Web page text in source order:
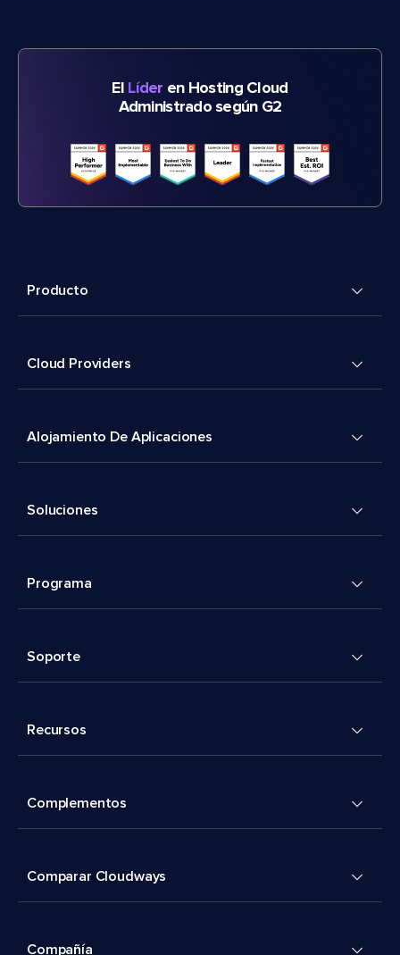
El Líder en Hosting Cloud
Administrado según G2
Producto
Cloud Providers
Alojamiento De Aplicaciones
Soluciones
Programa
Soporte
Recursos
Complementos
Comparar Cloudways
Compañía